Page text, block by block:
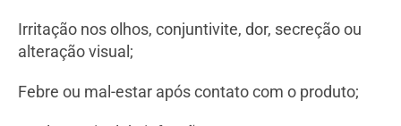
Irritação nos olhos, conjuntivite, dor, secreção ou
alteração visual;
Febre ou mal-estar após contato com o produto;